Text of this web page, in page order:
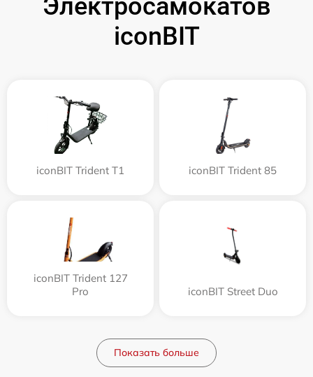
Электросамокатов
iconBIT
iconBIT Trident T1 iconBIT Trident 85
iconBIT Trident 127
Pro
iconBIT Street Duo
Показать больше